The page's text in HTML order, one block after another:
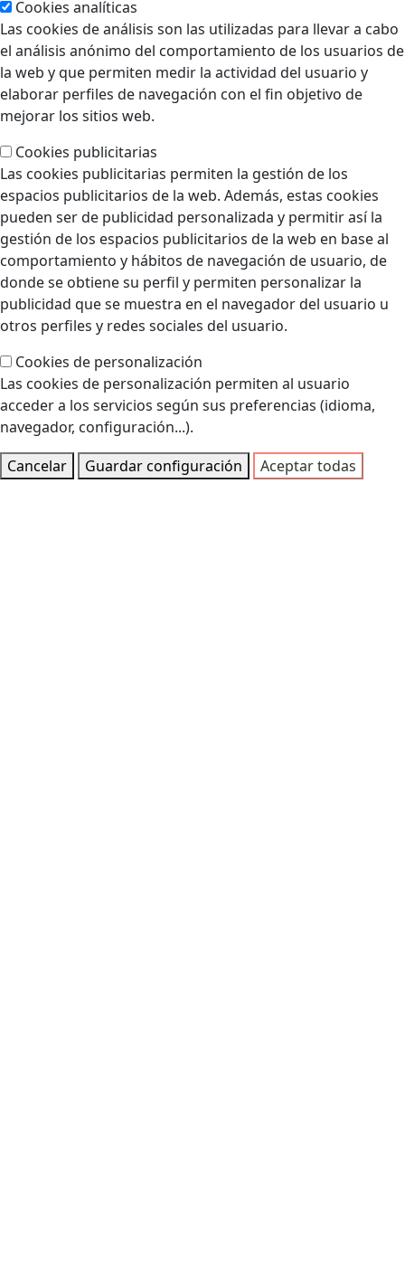
Cookies analíticas
Las cookies de análisis son las utilizadas para llevar a cabo
el análisis anónimo del comportamiento de los usuarios de
la web y que permiten medir la actividad del usuario y
elaborar perfiles de navegación con el fin objetivo de
mejorar los sitios web.
Cookies publicitarias
Las cookies publicitarias permiten la gestión de los
espacios publicitarios de la web. Además, estas cookies
pueden ser de publicidad personalizada y permitir así la
gestión de los espacios publicitarios de la web en base al
comportamiento y hábitos de navegación de usuario, de
donde se obtiene su perfil y permiten personalizar la
publicidad que se muestra en el navegador del usuario u
otros perfiles y redes sociales del usuario.
Cookies de personalización
Las cookies de personalización permiten al usuario
acceder a los servicios según sus preferencias (idioma,
navegador, configuración...).
Cancelar
Guardar configuración Aceptar todas